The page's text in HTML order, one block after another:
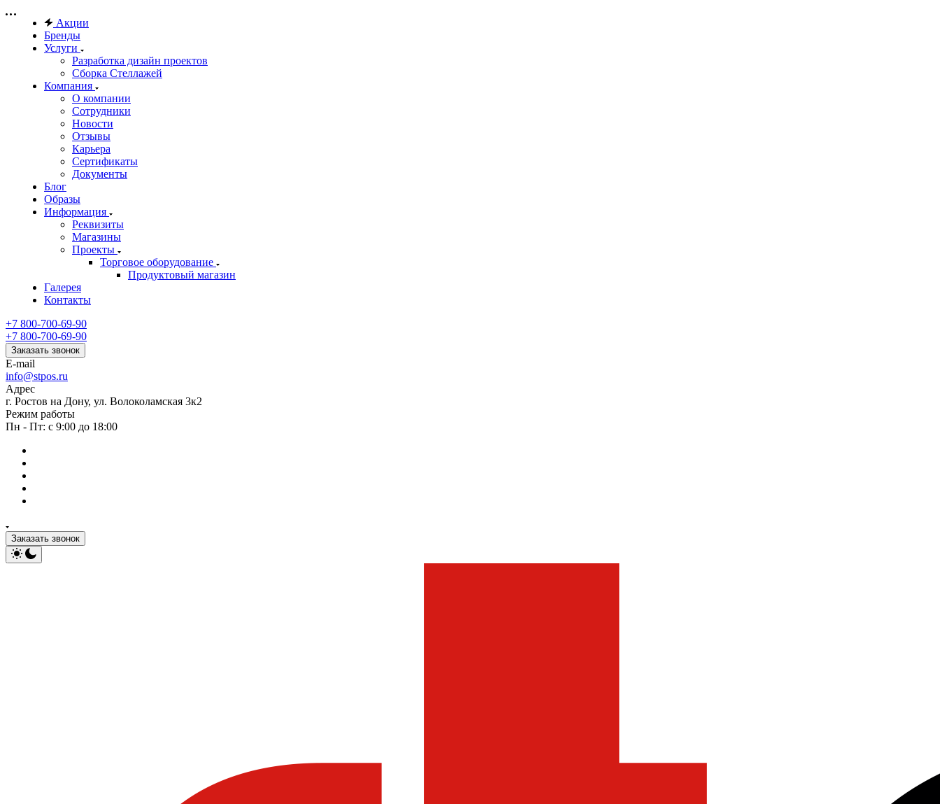
Акции
Бренды
Услуги
Разработка дизайн проектов
Сборка Стеллажей
Компания
О компании
Сотрудники
Новости
Отзывы
Карьера
Сертификаты
Документы
Блог
Образы
Информация
Реквизиты
Магазины
Проекты
Торговое оборудование
Продуктовый магазин
Галерея
Контакты
+7 800-700-69-90
+7 800-700-69-90
Заказать звонок
E-mail
info@stpos.ru
Адрес
г. Ростов на Дону, ул. Волоколамская 3к2
Режим работы
Пн - Пт: с 9:00 до 18:00
Заказать звонок